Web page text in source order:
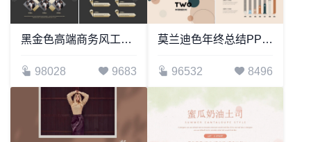
黑金色高端商务风工作汇报PPT模板
98028 9683
莫兰迪色年终总结PPT模板
96532 8496